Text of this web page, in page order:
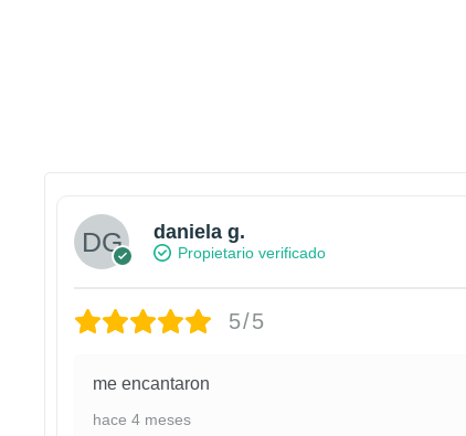
daniela g.
Propietario verificado
5/5
me encantaron
hace 4 meses